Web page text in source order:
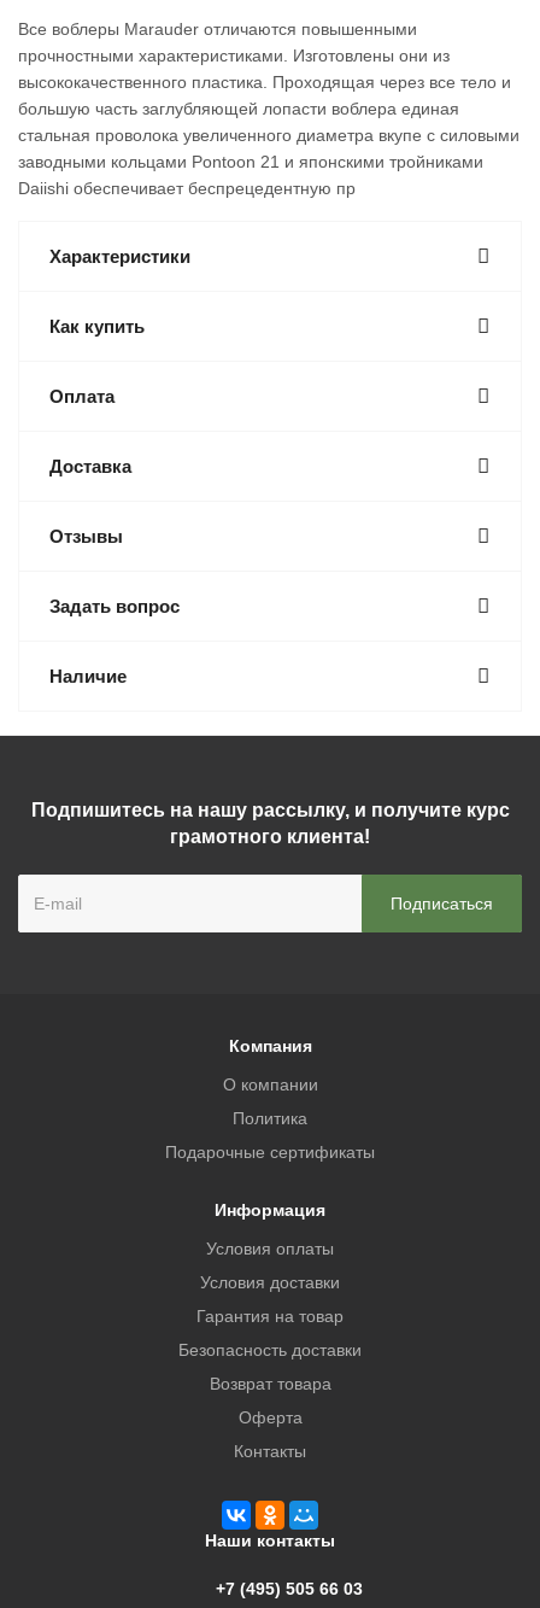
Все воблеры Marauder отличаются повышенными
прочностными характеристиками. Изготовлены они из
высококачественного пластика. Проходящая через все тело и
большую часть заглубляющей лопасти воблера единая
стальная проволока увеличенного диаметра вкупе с силовыми
заводными кольцами Pontoon 21 и японскими тройниками
Daiishi обеспечивает беспрецедентную пр
Характеристики
Как купить
Оплата
Доставка
Отзывы
Задать вопрос
Наличие
Подпишитесь на нашу рассылку, и получите курс
грамотного клиента!
Компания
О компании
Политика
Подарочные сертификаты
Информация
Условия оплаты
Условия доставки
Гарантия на товар
Безопасность доставки
Возврат товара
Оферта
Контакты
Наши контакты
+7 (495) 505 66 03